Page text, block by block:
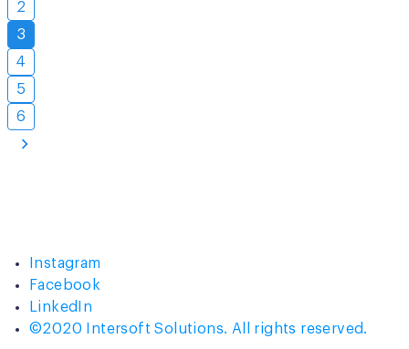
2
3
4
5
6
Instagram
Facebook
LinkedIn
©2020 Intersoft Solutions. All rights reserved.